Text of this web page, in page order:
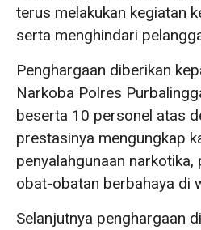
terus melakukan kegiatan
serta menghindari
Penghargaan diberikan
Narkoba Polres
beserta 10 personel atas
prestasinya mengungkap
penyalahgunaan
obat-obatan berbahaya di
Selanjutnya penghargaan